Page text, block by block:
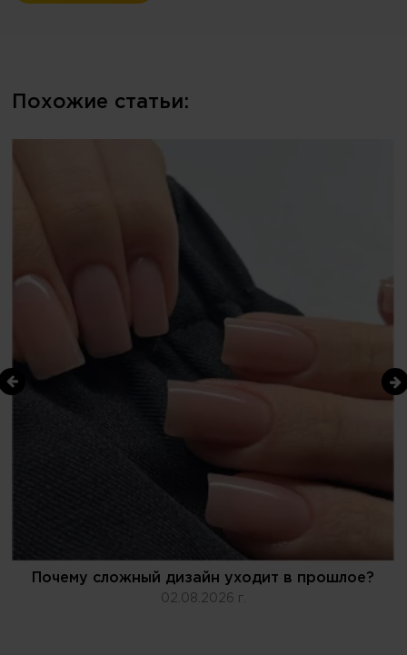
Похожие статьи:
Почему сложный дизайн уходит в прошлое?
02.08.2026 г.